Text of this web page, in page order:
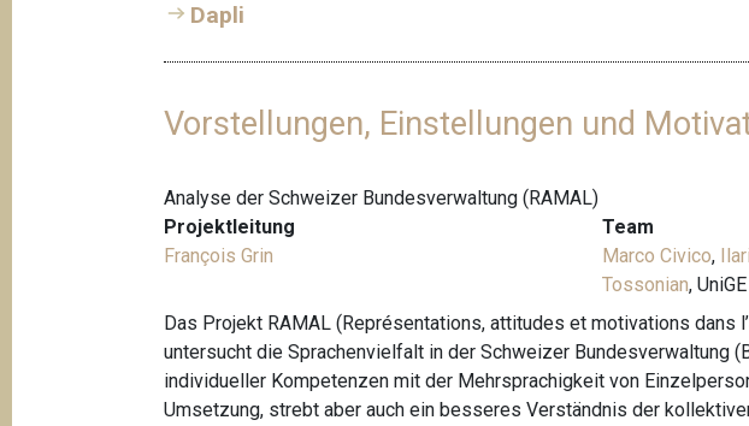
Dapli
Vorstellungen, Einstellungen und
Analyse der Schweizer Bundesverwaltung (RAMAL)
Projektleitung
François Grin
Team
Marco Civico,
Tossonian, UniGE
Das Projekt RAMAL (Représentations, attitudes et motivations dans
untersucht die Sprachenvielfalt in der Schweizer Bundesverwaltung
individueller Kompetenzen mit der Mehrsprachigkeit von
Umsetzung, strebt aber auch ein besseres Verständnis der